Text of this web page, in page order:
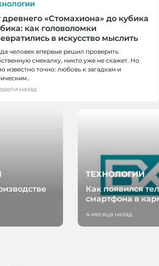
древнего «Стомахиона» до кубика
как головоломки
в искусство мыслить
человек впервые решил проверить
смекалку, никто уже не скажет. Но
известно точно: любовь к загадкам и
назад
ТЕХНОЛОГИИ
Как появился
смартфона в
4 месяца назад